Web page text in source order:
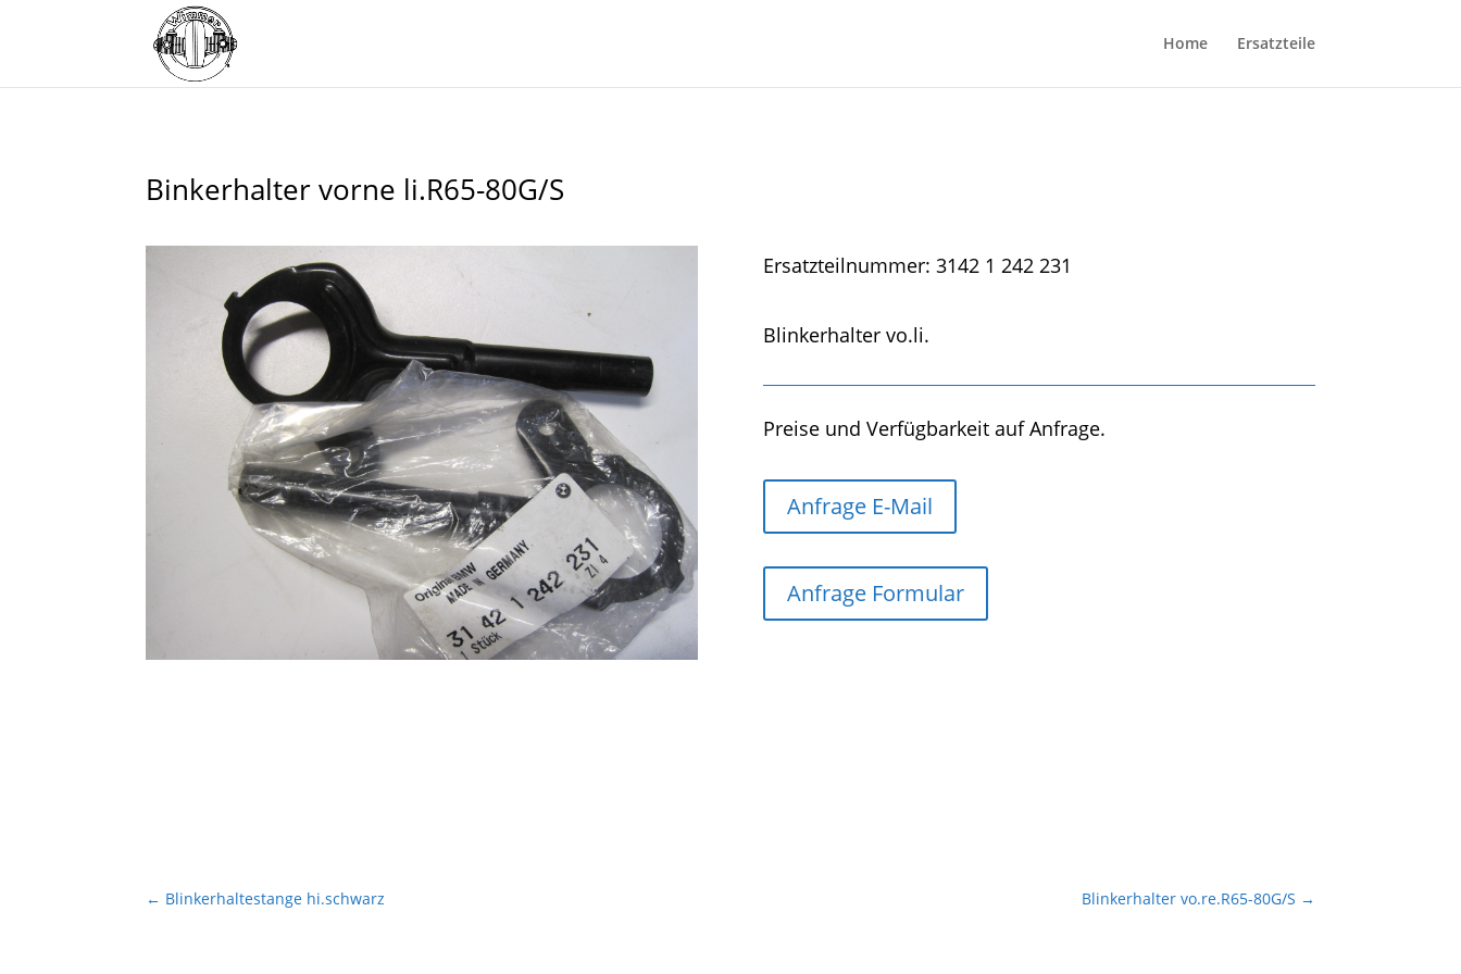
Home Ersatzteile
Binkerhalter vorne li.R65-80G/S
Ersatzteilnummer: 3142 1 242 231
Blinkerhalter vo.li.
Preise und Verfügbarkeit auf Anfrage.
Anfrage E-Mail
Anfrage Formular
← Blinkerhaltestange hi.schwarz Blinkerhalter vo.re.R65-80G/S →